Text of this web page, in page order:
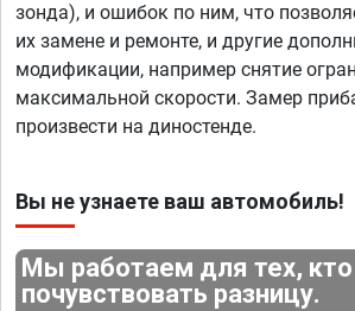
зонда), и ошибок по ним, что
их замене и ремонте, и другие
модификации, например снятие
максимальной скорости. Замер
произвести на диностенде.
Вы не узнаете ваш автомобиль!
Мы работаем для тех,
почувствовать разницу.